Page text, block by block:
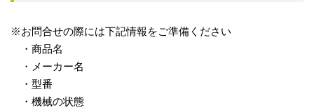
※お問合せの際には下記情報をご準備ください
・商品名
・メーカー名
・型番
・機械の状態